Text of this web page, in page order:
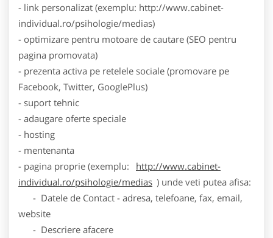
- link personalizat (exemplu: http://www.cabinet-
individual.ro/psihologie/medias)
- optimizare pentru motoare de cautare (SEO pentru
pagina promovata)
- prezenta activa pe retelele sociale (promovare pe
Facebook, Twitter, GooglePlus)
- suport tehnic
- adaugare oferte speciale
- hosting
- mentenanta
- pagina proprie (exemplu:
http://www.cabinet-
individual.ro/psihologie/medias ) unde veti putea afisa:
- Datele de Contact - adresa, telefoane, fax, email,
website
- Descriere afacere